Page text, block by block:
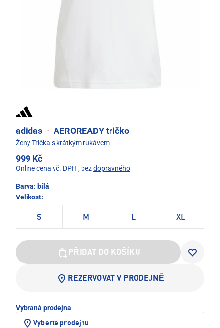
adidas · AEROREADY tričko
Ženy Trička s krátkým rukávem
999 Kč
Online cena vč. DPH , bezdopravného
Barva: bílá
Velikost:
S M L XL
PŘIDAT DO KOŠÍKU
REZERVOVAT V PRODEJNĚ
Vybraná prodejna
Vyberte prodejnu